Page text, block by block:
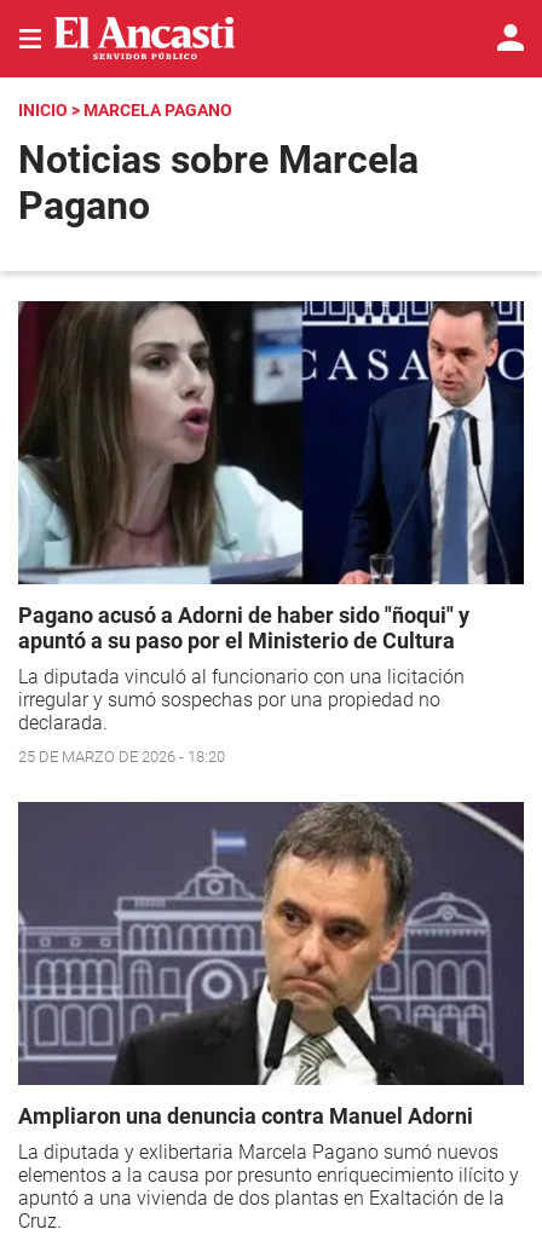
INICIO > MARCELA PAGANO
Noticias sobre Marcela
Pagano
Pagano acusó a Adorni de haber sido "ñoqui" y
apuntó a su paso por el Ministerio de Cultura
La diputada vinculó al funcionario con una licitación
irregular y sumó sospechas por una propiedad no
declarada.
25 DE MARZO DE 2026 - 18:20
Ampliaron una denuncia contra Manuel Adorni
La diputada y exlibertaria Marcela Pagano sumó nuevos
elementos a la causa por presunto enriquecimiento ilícito y
apuntó a una vivienda de dos plantas en Exaltación de la
Cruz.